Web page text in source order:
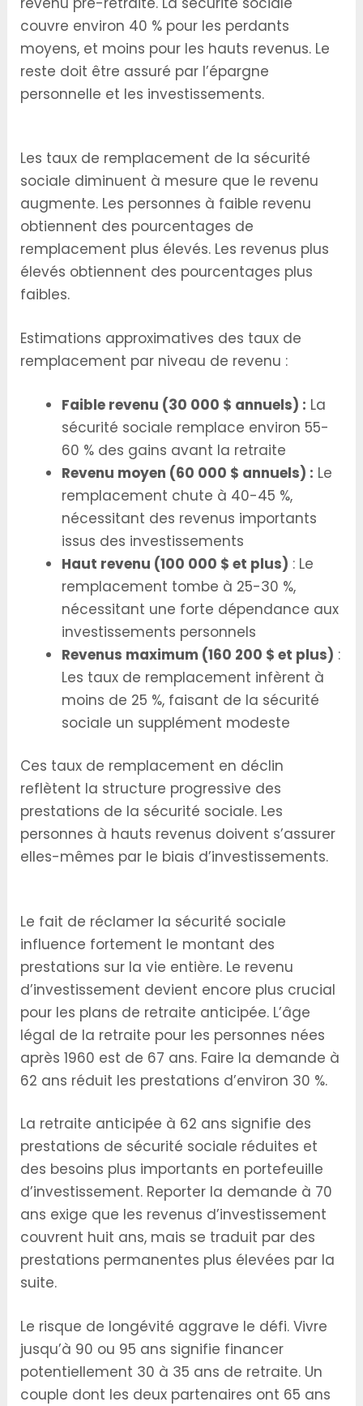
couvre environ 40 % pour les perdants
moyens, et moins pour les hauts revenus. Le
reste doit être assuré par l’épargne
personnelle et les investissements.
Les taux de remplacement de la sécurité
sociale diminuent à mesure que le revenu
augmente. Les personnes à faible revenu
obtiennent des pourcentages de
remplacement plus élevés. Les revenus plus
élevés obtiennent des pourcentages plus
faibles.
Estimations approximatives des taux de
remplacement par niveau de revenu :
Faible revenu (30 000 $ annuels) : La
sécurité sociale remplace environ 55-
60 % des gains avant la retraite
Revenu moyen (60 000 $ annuels) : Le
remplacement chute à 40-45 %,
nécessitant des revenus importants
issus des investissements
Haut revenu (100 000 $ et plus) : Le
remplacement tombe à 25-30 %,
nécessitant une forte dépendance aux
investissements personnels
Revenus maximum (160 200 $ et plus) :
Les taux de remplacement infèrent à
moins de 25 %, faisant de la sécurité
sociale un supplément modeste
Ces taux de remplacement en déclin
reflètent la structure progressive des
prestations de la sécurité sociale. Les
personnes à hauts revenus doivent s’assurer
elles-mêmes par le biais d’investissements.
Le fait de réclamer la sécurité sociale
influence fortement le montant des
prestations sur la vie entière. Le revenu
d’investissement devient encore plus crucial
pour les plans de retraite anticipée. L’âge
légal de la retraite pour les personnes nées
après 1960 est de 67 ans. Faire la demande à
62 ans réduit les prestations d’environ 30 %.
La retraite anticipée à 62 ans signifie des
prestations de sécurité sociale réduites et
des besoins plus importants en portefeuille
d’investissement. Reporter la demande à 70
ans exige que les revenus d’investissement
couvrent huit ans, mais se traduit par des
prestations permanentes plus élevées par la
suite.
Le risque de longévité aggrave le défi. Vivre
jusqu’à 90 ou 95 ans signifie financer
potentiellement 30 à 35 ans de retraite. Un
couple dont les deux partenaires ont 65 ans